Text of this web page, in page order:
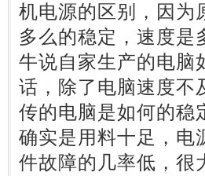
机电源的区别，因为
多么的稳定，速度是
牛说自家生产的电脑
话，除了电脑速度不
传的电脑是如何的稳
确实是用料十足，电
件故障的几率低，很